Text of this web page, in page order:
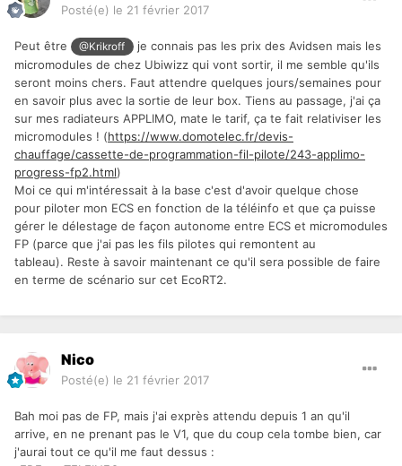
Posté(e) le 21 février 2017
Peut être @Krikroff
je connais pas les prix des Avidsen mais les
micromodules de chez Ubiwizz qui vont sortir, il me semble qu'ils
seront moins chers. Faut attendre quelques jours/semaines pour
en savoir plus avec la sortie de leur box. Tiens au passage, j'ai ça
sur mes radiateurs APPLIMO, mate le tarif, ça te fait relativiser les
micromodules ! (https://www.domotelec.fr/devis-
chauffage/cassette-de-programmation-fil-pilote/243-applimo-
progress-fp2.html)
Moi ce qui m'intéressait à la base c'est d'avoir quelque chose
pour piloter mon ECS en fonction de la téléinfo et que ça puisse
gérer le délestage de façon autonome entre ECS et micromodules
FP (parce que j'ai pas les fils pilotes qui remontent au
tableau). Reste à savoir maintenant ce qu'il sera possible de faire
en terme de scénario sur cet EcoRT2.
Nico
Posté(e) le 21 février 2017
Bah moi pas de FP, mais j'ai exprès attendu depuis 1 an qu'il
arrive, en ne prenant pas le V1, que du coup cela tombe bien, car
j'aurai tout ce qu'il me faut dessus :